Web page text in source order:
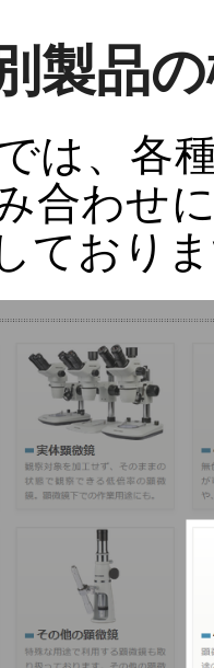
製品
は、各
合わせ
ており